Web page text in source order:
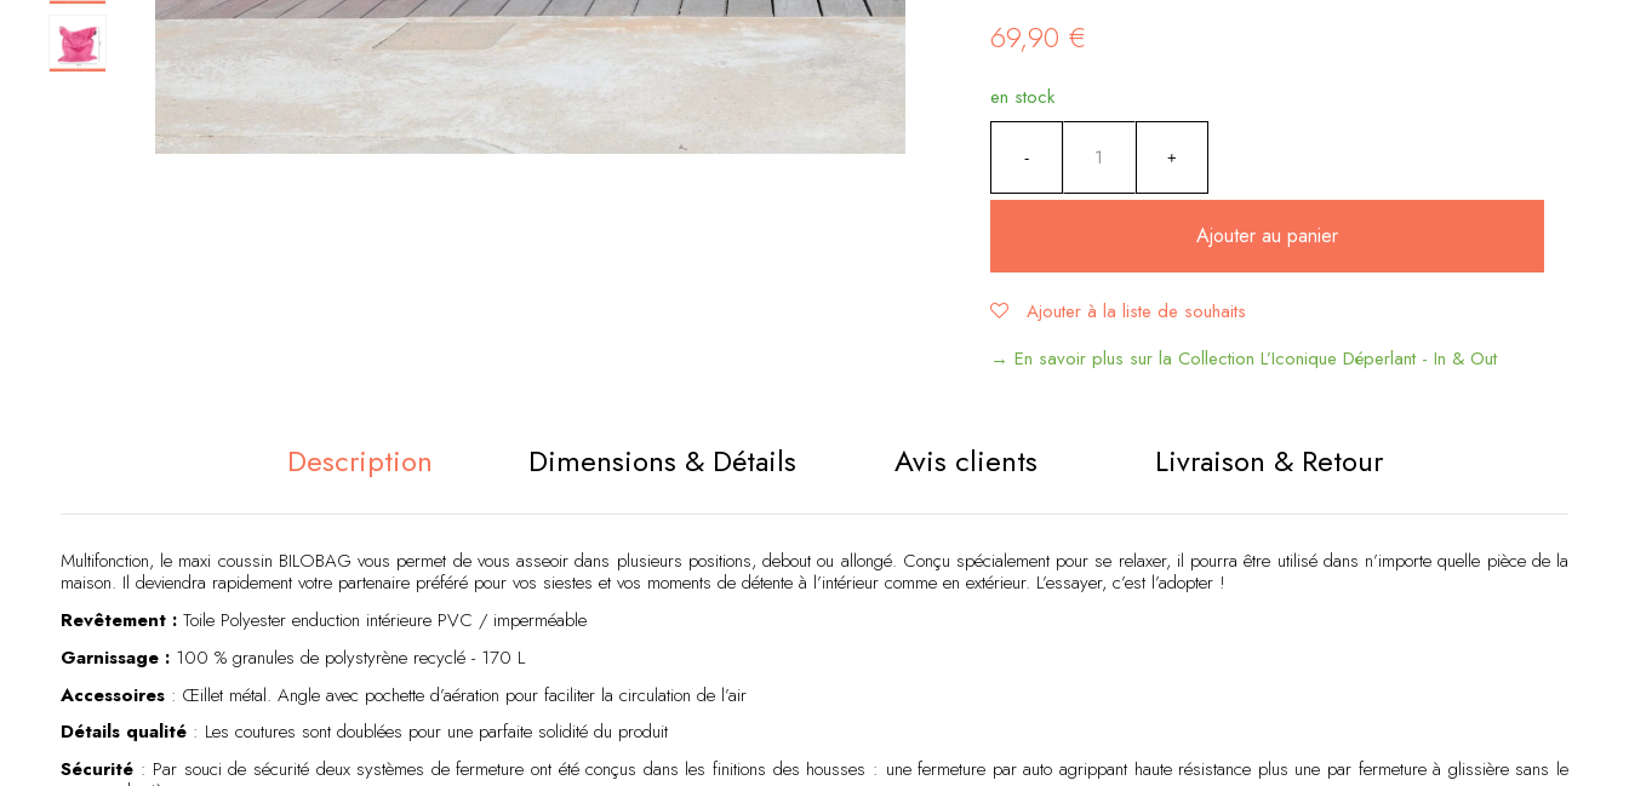
69,90 €
en stock
Ajouter au panier
Alternative:
Ajouter à la liste de souhaits
→ En savoir plus sur la Collection L’Iconique Déperlant - In & Out
Description Dimensions & Détails Avis clients Livraison & Retour
Multifonction, le maxi coussin BILOBAG vous permet de vous asseoir dans plusieurs positions, debout ou allongé. Conçu spécialement pour se relaxer, il pourra être utilisé dans n’importe quelle pièce de la
maison. Il deviendra rapidement votre partenaire préféré pour vos siestes et vos moments de détente à l’intérieur comme en extérieur. L’essayer, c’est l’adopter !
Revêtement : Toile Polyester enduction intérieure PVC / imperméable
Garnissage : 100 % granules de polystyrène recyclé - 170 L
Accessoires : Œillet métal. Angle avec pochette d’aération pour faciliter la circulation de l’air
Détails qualité : Les coutures sont doublées pour une parfaite solidité du produit
Sécurité : Par souci de sécurité deux systèmes de fermeture ont été conçus dans les finitions des housses : une fermeture par auto agrippant haute résistance plus une par fermeture à glissière sans le